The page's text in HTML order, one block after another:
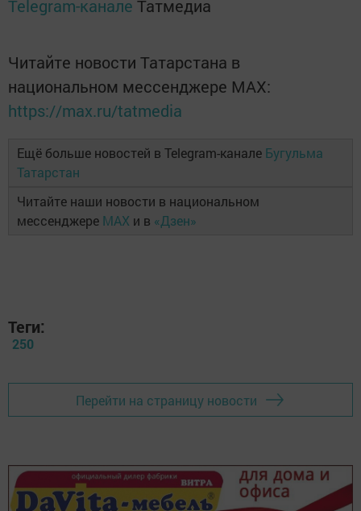
Telegram-канале Татмедиа
Читайте новости Татарстана в
национальном мессенджере MАХ:
https://max.ru/tatmedia
Ещё больше новостей в Telegram-канале Бугульма
Татарстан
Читайте наши новости в национальном
мессенджере MAX и в «Дзен»
Теги:
250
Перейти на страницу новости